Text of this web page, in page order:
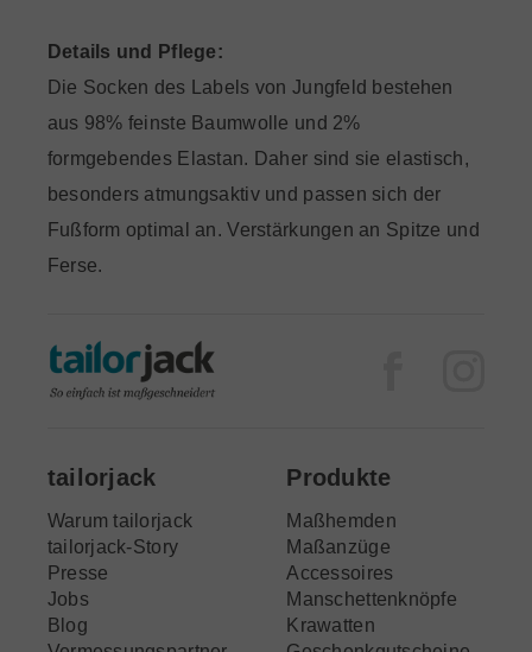
Details und Pflege:
Die Socken des Labels von Jungfeld bestehen
aus 98% feinste Baumwolle und 2%
formgebendes Elastan. Daher sind sie elastisch,
besonders atmungsaktiv und passen sich der
Fußform optimal an. Verstärkungen an Spitze und
Ferse.
tailorjack
Warum tailorjack
tailorjack-Story
Presse
Jobs
Blog
Produkte
Maßhemden
Maßanzüge
Accessoires
Manschettenknöpfe
Krawatten